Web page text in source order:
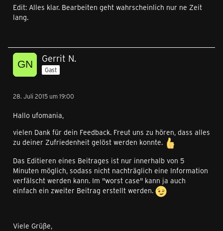
Edit: Alles klar. Bearbeiten geht wahrscheinlich nur ne Zeit
lang.
Gerrit N.
Gast
28. Juli 2015 um 19:00
Hallo ufomania,
vielen Dank für dein Feedback. Freut uns zu hören, dass alles
zu deiner Zufriedenheit gelöst werden konnte.
Das Editieren eines Beitrages ist nur innerhalb von 5
Minuten möglich, sodass nicht nachträglich eine Information
verfälscht werden kann. Im "worst case" kann ja auch
einfach ein zweiter Beitrag erstellt werden.
Viele Grüße,